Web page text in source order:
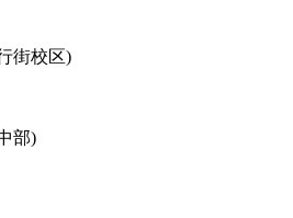
街校区)
部)